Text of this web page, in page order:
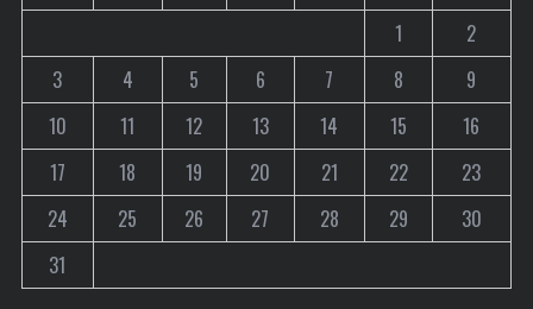
1
2
3
4 5 6 7 8
9
10
11 12 13 14 15
16
17
18 19 20 21 22
23
24
25 26 27 28 29
30
31